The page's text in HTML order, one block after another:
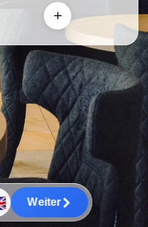
Chimichurri-Sauce –
Und danach?
Barambiente ein, mit
einem Service, der Sie
Wir freuen uns
zu machen!
+
Weiter